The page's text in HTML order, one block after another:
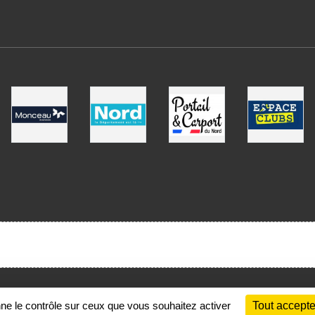
Gestion des cookies
le contrôle sur ceux que vous souhaitez activer Tout